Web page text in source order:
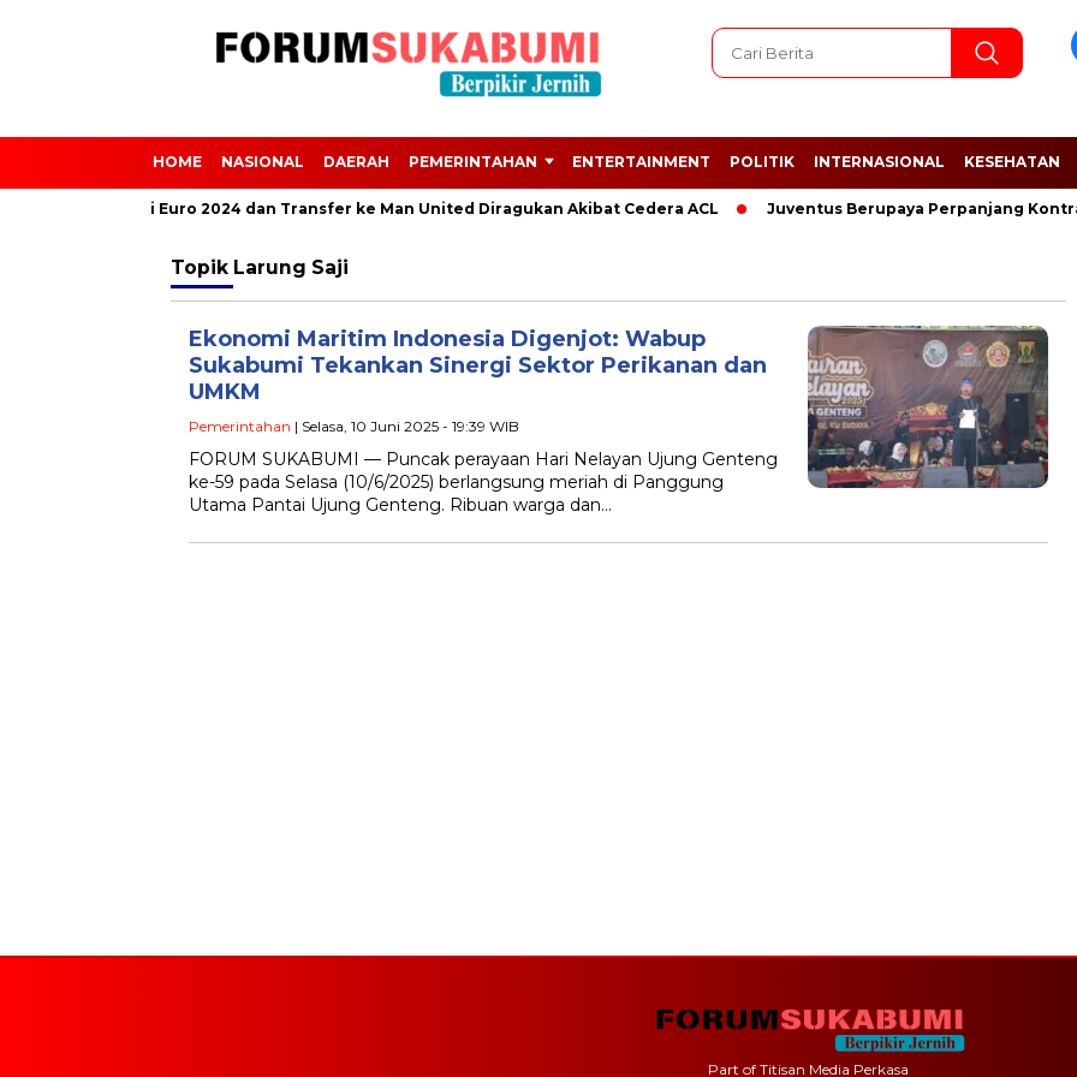
HOME NASIONAL DAERAH PEMERINTAHAN ENTERTAINMENT POLITIK INTERNASIONAL KESEHATAN
Absen dari Euro 2024 dan Transfer ke Man United Diragukan Akibat Cedera ACL Juventus Berupaya Perpanjang
Topik Larung Saji
Ekonomi Maritim Indonesia Digenjot: Wabup
Sukabumi Tekankan Sinergi Sektor Perikanan dan
UMKM
Pemerintahan | Selasa, 10 Juni 2025 - 19:39 WIB
FORUM SUKABUMI — Puncak perayaan Hari Nelayan Ujung Genteng
ke-59 pada Selasa (10/6/2025) berlangsung meriah di Panggung
Utama Pantai Ujung Genteng. Ribuan warga dan…
Part of Titisan Media Perkasa